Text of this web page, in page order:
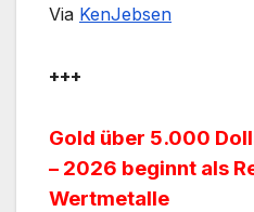
Via KenJebsen
+++
Gold über 5.000
– 2026 beginnt als
Wertmetalle